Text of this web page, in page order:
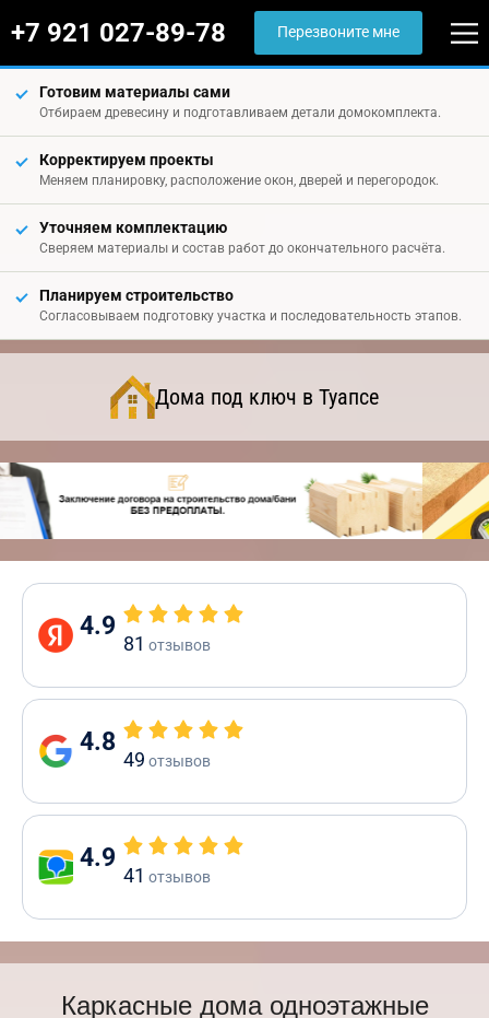
+7 921 027-89-78 Перезвоните мне
Готовим материалы сами
Отбираем древесину и подготавливаем детали домокомплекта.
Корректируем проекты
Меняем планировку, расположение окон, дверей и перегородок.
Уточняем комплектацию
Сверяем материалы и состав работ до окончательного расчёта.
Планируем строительство
Согласовываем подготовку участка и последовательность этапов.
Дома под ключ в Туапсе
4.9
81 отзывов
4.8
49 отзывов
4.9
41 отзывов
Каркасные дома одноэтажные